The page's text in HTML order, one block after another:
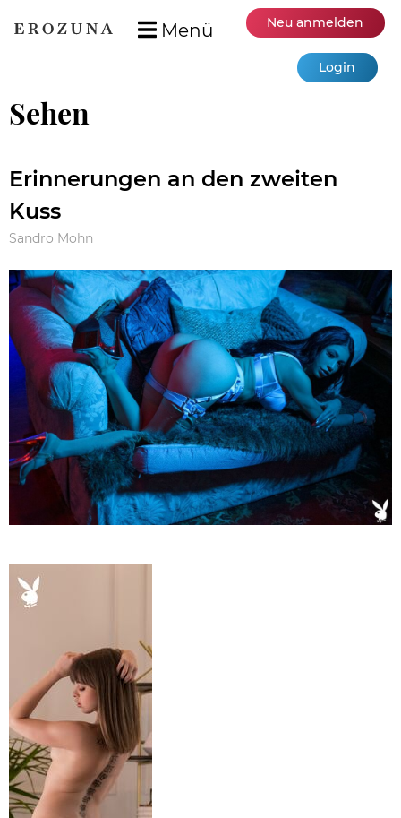
Menü Neu anmelden
Login
Sehen
Erinnerungen an den zweiten
Kuss
Sandro Mohn